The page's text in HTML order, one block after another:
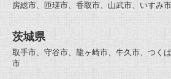
房総市、匝瑳市、香取市、山武市、いす
茨城県
取手市、守谷市、龍ヶ崎市、牛久市、つく
市